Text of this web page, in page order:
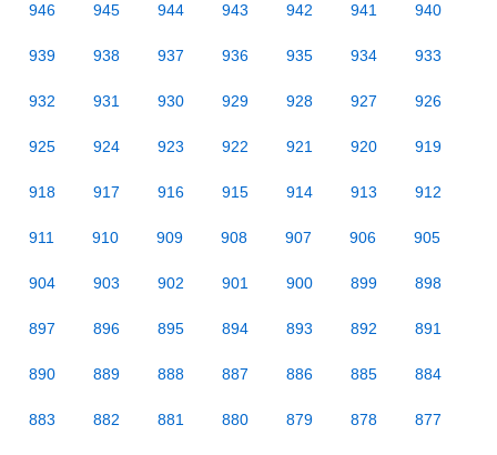
946 945 944 943 942 941 940
939 938 937 936 935 934 933
932 931 930 929 928 927 926
925 924 923 922 921 920 919
918 917 916 915 914 913 912
911 910 909 908 907 906 905
904 903 902 901 900 899 898
897 896 895 894 893 892 891
890 889 888 887 886 885 884
883 882 881 880 879 878 877